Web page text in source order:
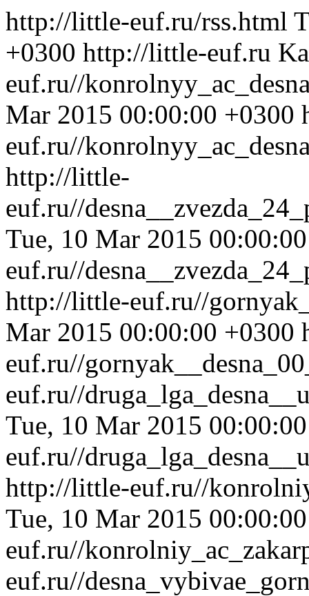
http://little-euf.ru/rss.html
+0300 http://little-euf.ru
euf.ru//
Mar 2015 00:00:00 +0300
euf.ru//
http://little-
euf.ru//
Tue, 10 Mar 2015
euf.ru//
http://little-euf.ru//
Mar 2015 00:00:00 +0300
euf.ru//
euf.ru//
Tue, 10 Mar 2015
euf.ru//
http://little-euf.ru//
Tue, 10 Mar 2015
euf.ru//
euf.ru//